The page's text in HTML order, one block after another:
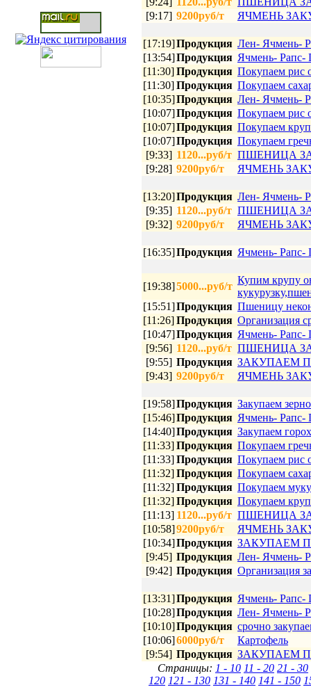
[9:17] 9200руб/т ЯЧМЕНЬ
[17:19]Продукция Лен- Ячмень-
[13:54]Продукция Ячмень- Рапс-
[11:30]Продукция Покупаем рис
[11:30]Продукция Покупаем
[10:35]Продукция Лен- Ячмень-
[10:07]Продукция Покупаем рис
[10:07]Продукция Покупаем
[10:07]Продукция Покупаем
[9:33] 1120...руб/т ПШЕНИЦА
[9:28] 9200руб/т ЯЧМЕНЬ
[13:20]Продукция Лен- Ячмень-
[9:35] 1120...руб/т ПШЕНИЦА
[9:32] 9200руб/т ЯЧМЕНЬ
[16:35]Продукция Ячмень- Рапс-
[19:38]5000...руб/т
Купим крупу
[15:51]Продукция Пшеницу
[11:26]Продукция Организация
[10:47]Продукция Ячмень- Рапс-
[9:56] 1120...руб/т ПШЕНИЦА
[9:55] Продукция ЗАКУПАЕМ
[9:43] 9200руб/т ЯЧМЕНЬ
[19:58]Продукция Закупаем
[15:46]Продукция Ячмень- Рапс-
[14:40]Продукция Закупаем
[11:33]Продукция Покупаем
[11:33]Продукция Покупаем рис
[11:32]Продукция Покупаем
[11:32]Продукция Покупаем
[11:32]Продукция Покупаем
[11:13] 1120...руб/т ПШЕНИЦА
[10:58]9200руб/т
ЯЧМЕНЬ
[10:34]Продукция ЗАКУПАЕМ
[9:45] Продукция Лен- Ячмень-
[9:42] Продукция Организация
[13:31]Продукция Ячмень- Рапс-
[10:28]Продукция Лен- Ячмень-
[10:10]Продукция срочно
[10:06]6000руб/т
Картофель
[9:54] Продукция ЗАКУПАЕМ
Страницы: 1 - 10 11 - 20 21 - 30
120 121 - 130 131 - 140 141 - 150